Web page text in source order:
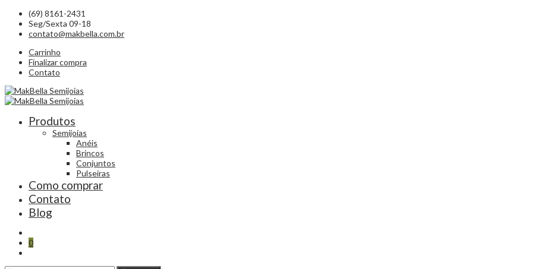
(69) 8161-2431
Seg/Sexta 09-18
contato@makbella.com.br
Carrinho
Finalizar compra
Contato
Produtos
Semijoias
Anéis
Brincos
Conjuntos
Pulseiras
Como comprar
Contato
Blog
0